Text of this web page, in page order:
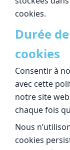
cookies.
Durée
cookies
Consentir à
avec cette
notre site
chaque fois
Nous
cookies